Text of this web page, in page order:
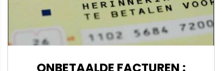
ONBETAALDE FACTUREN :